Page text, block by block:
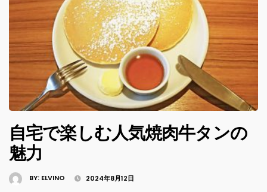
自宅で楽しむ人気焼肉牛タンの
魅力
BY: ELVINO 2024年8月12日